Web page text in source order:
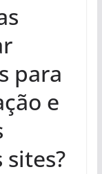
para
e